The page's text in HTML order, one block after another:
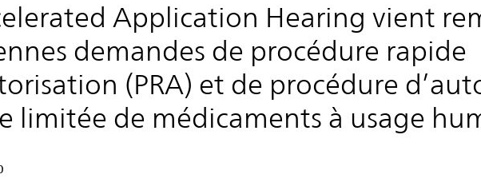
Application Hearing vient
demandes de procédure rapide
(PRA) et de procédure
limitée de médicaments à usage